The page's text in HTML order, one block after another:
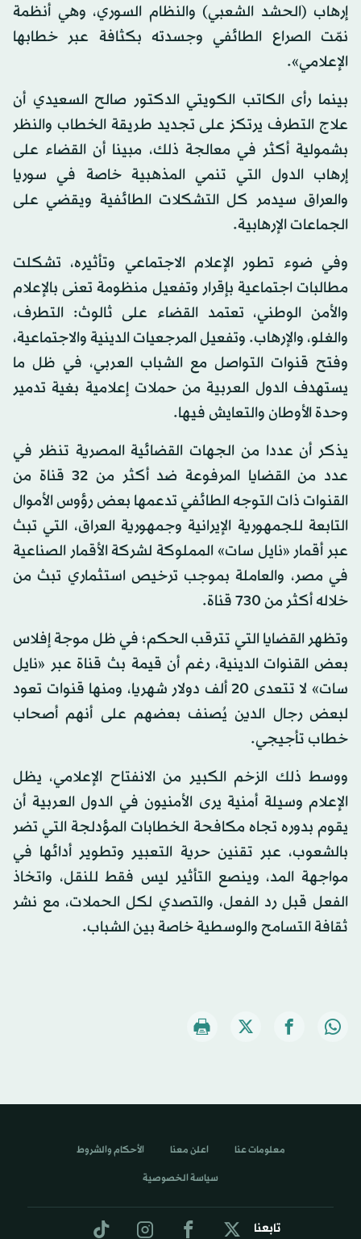
إرهاب (الحشد الشعبي) والنظام السوري، وهي أنظمة
نمّت الصراع الطائفي وجسدته بكثافة عبر خطابها
الإعلامي».
بينما رأى الكاتب الكويتي الدكتور صالح السعيدي أن
علاج التطرف يرتكز على تجديد طريقة الخطاب والنظر
بشمولية أكثر في معالجة ذلك، مبينا أن القضاء على
إرهاب الدول التي تنمي المذهبية خاصة في سوريا
والعراق سيدمر كل التشكلات الطائفية ويقضي على
الجماعات الإرهابية.
وفي ضوء تطور الإعلام الاجتماعي وتأثيره، تشكلت
مطالبات اجتماعية بإقرار وتفعيل منظومة تعنى بالإعلام
والأمن الوطني، تعتمد القضاء على ثالوث: التطرف،
والغلو، والإرهاب. وتفعيل المرجعيات الدينية والاجتماعية،
وفتح قنوات التواصل مع الشباب العربي، في ظل ما
يستهدف الدول العربية من حملات إعلامية بغية تدمير
وحدة الأوطان والتعايش فيها.
يذكر أن عددا من الجهات القضائية المصرية تنظر في
عدد من القضايا المرفوعة ضد أكثر من 32 قناة من
القنوات ذات التوجه الطائفي تدعمها بعض رؤوس الأموال
التابعة للجمهورية الإيرانية وجمهورية العراق، التي تبث
عبر أقمار «نايل سات» المملوكة لشركة الأقمار الصناعية
في مصر، والعاملة بموجب ترخيص استثماري تبث من
خلاله أكثر من 730 قناة.
وتظهر القضايا التي تترقب الحكم؛ في ظل موجة إفلاس
بعض القنوات الدينية، رغم أن قيمة بث قناة عبر «نايل
سات» لا تتعدى 20 ألف دولار شهريا، ومنها قنوات تعود
لبعض رجال الدين يُصنف بعضهم على أنهم أصحاب
خطاب تأجيجي.
ووسط ذلك الزخم الكبير من الانفتاح الإعلامي، يظل
الإعلام وسيلة أمنية يرى الأمنيون في الدول العربية أن
يقوم بدوره تجاه مكافحة الخطابات المؤدلجة التي تضر
بالشعوب، عبر تقنين حرية التعبير وتطوير أدائها في
مواجهة المد، وينصع التأثير ليس فقط للنقل، واتخاذ
الفعل قبل رد الفعل، والتصدي لكل الحملات، مع نشر
ثقافة التسامح والوسطية خاصة بين الشباب.
تابعنا
معلومات عنا اعلن معنا الأحكام والشروط
سياسة الخصوصية